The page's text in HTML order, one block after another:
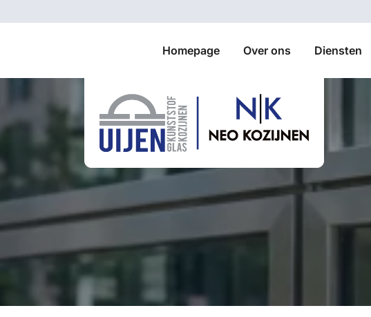
Homepage Over ons Diensten